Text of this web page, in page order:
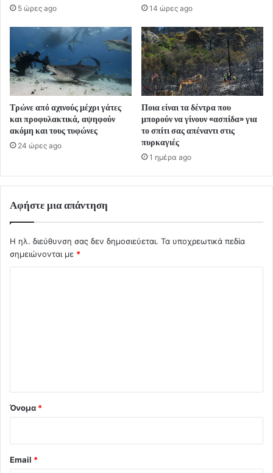
5 ώρες ago 14 ώρες ago
Τρώνε από αχινούς μέχρι γάτες
και προφυλακτικά, αψηφούν
ακόμη και τους τυφώνες
24 ώρες ago
Ποια είναι τα δέντρα που
μπορούν να γίνουν «ασπίδα» για
το σπίτι σας απέναντι στις
πυρκαγιές
1 ημέρα ago
Αφήστε μια απάντηση
Η ηλ. διεύθυνση σας δεν δημοσιεύεται. Τα υποχρεωτικά πεδία
σημειώνονται με *
Όνομα *
Email *